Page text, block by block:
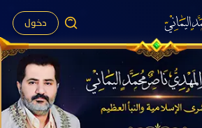
دخول